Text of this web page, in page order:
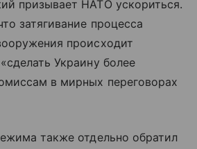
призывает НАТО ускориться.
затягивание процесса
происходит
Украину более
в мирных переговорах
также отдельно обратил